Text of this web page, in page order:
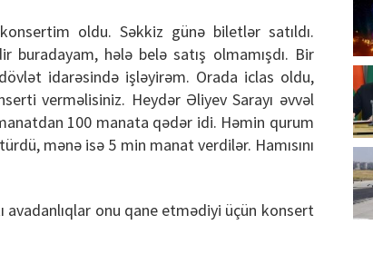
oldu. Səkkiz günə biletlər satıldı.
hələ belə satış olmamışdı. Bir
idarəsində işləyirəm. Orada iclas oldu,
verməlisiniz. Heydər Əliyev Sarayı əvvəl
100 manata qədər idi. Həmin qurum
mənə isə 5 min manat verdilər. Hamısını
avadanlıqlar onu qane etmədiyi üçün konsert